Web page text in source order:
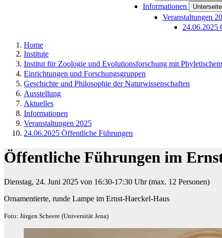
Informationen
Veranstaltungen
24.06.2025
Home
Institute
Institut für Zoologie und Evolutionsforschung mit
Einrichtungen und Forschungsgruppen
Geschichte und Philosophie der Naturwissenschaften
Ausstellung
Aktuelles
Informationen
Veranstaltungen 2025
24.06.2025 Öffentliche Führungen
Öffentliche Führungen im
Dienstag, 24. Juni 2025 von 16:30-17:30 Uhr (max. 12 Personen)​
Ornamentierte, runde Lampe im Ernst-Haeckel-Haus
Foto: Jürgen Scheere (Universität Jena)